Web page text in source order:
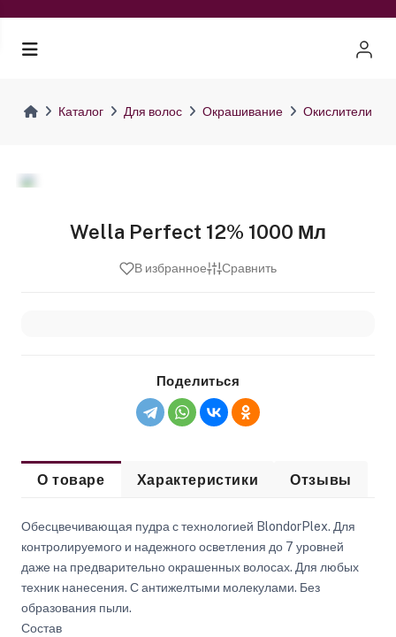
Каталог Для волос Окрашивание Окислители
Wella Perfect 12% 1000 Мл
В избранное Сравнить
Поделиться
О товаре Характеристики Отзывы
Обесцвечивающая пудра с технологией BlondorPlex. Для
контролируемого и надежного осветления до 7 уровней
даже на предварительно окрашенных волосах. Для любых
техник нанесения. С антижелтыми молекулами. Без
образования пыли.
Состав